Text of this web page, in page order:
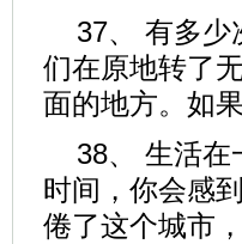
37、 有多少
们在原地转了
面的地方。如
38、 生活在
时间，你会感
倦了这个城市